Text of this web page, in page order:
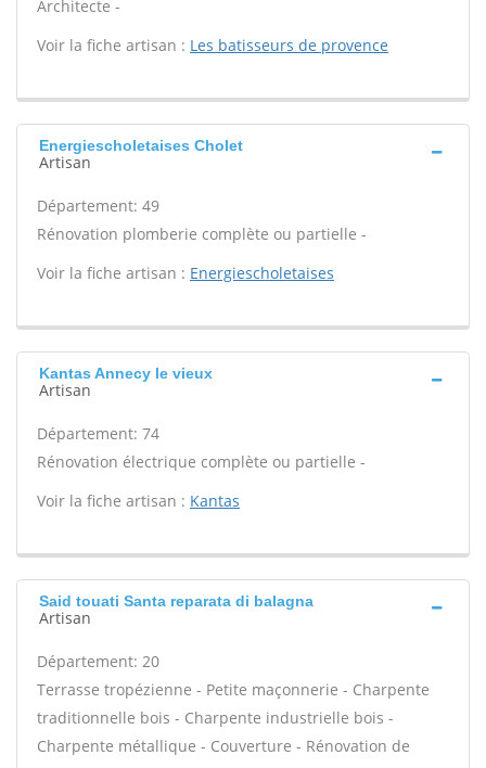
Architecte -
Voir la fiche artisan : Les batisseurs de provence
Energiescholetaises Cholet
Artisan
Département: 49
Rénovation plomberie complète ou partielle -
Voir la fiche artisan : Energiescholetaises
Kantas Annecy le vieux
Artisan
Département: 74
Rénovation électrique complète ou partielle -
Voir la fiche artisan : Kantas
Said touati Santa reparata di balagna
Artisan
Département: 20
Terrasse tropézienne - Petite maçonnerie - Charpente
traditionnelle bois - Charpente industrielle bois -
Charpente métallique - Couverture - Rénovation de